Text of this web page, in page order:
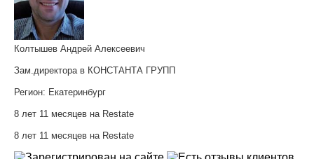
Колтышев Андрей Алексеевич
Зам.директора в КОНСТАНТА ГРУПП
Регион: Екатеринбург
8 лет 11 месяцев на Restate
8 лет 11 месяцев на Restate